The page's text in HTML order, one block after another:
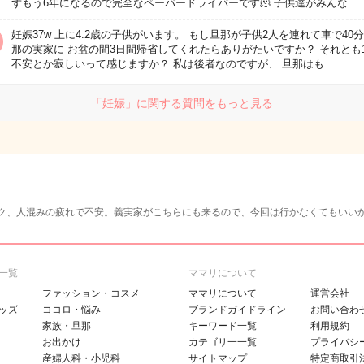
ずもう6年になるので完全なペーパードライバーです🫠 子供達がみんな…
妊娠37w 上に4.2歳の子供がいます。 もし旦那が子供2人を連れて車で40
那の実家に お盆の間3日間帰省してくれたらありがたいですか？ それとも
不安とか寂しいって感じますか？ 私は後者なのですが、 旦那はも…
「妊娠」に関する質問をもっと見る
人混みの疲れで不安。義実家がこちらにも来るので、今回は行かなくてもいい
覧
ズ
ファッション・コスメ
ココロ・悩み
家族・旦那
お出かけ
産婦人科・小児科
ママリについて
ママリについて
ブランドガイドライン
キーワード一覧
カテゴリ一一覧
サイトマップ
運営会社
お問い合わ
利用規約
プライバシ
特定商取引